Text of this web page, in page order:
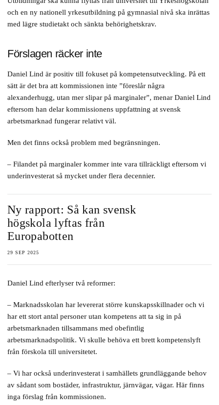
och en ny nationell yrkesutbildning på gymnasial nivå ska inrättas
med lägre studietakt och sänkta behörighetskrav.
Förslagen räcker inte
Daniel Lind är positiv till fokuset på kompetensutveckling. På ett
sätt är det bra att kommissionen inte ”föreslår några
alexanderhugg, utan mer slipar på marginaler”, menar Daniel Lind
eftersom han delar kommissionens uppfattning at svensk
arbetsmarknad fungerar relativt väl.
Men det finns också problem med begränsningen.
– Filandet på marginaler kommer inte vara tillräckligt eftersom vi
underinvesterat så mycket under flera decennier.
Ny rapport: Så kan svensk
högskola lyftas från
Europabotten
29 SEP 2025
Daniel Lind efterlyser två reformer:
– Marknadsskolan har levererat större kunskapsskillnader och vi
har ett stort antal personer utan kompetens att ta sig in på
arbetsmarknaden tillsammans med obefintlig
arbetsmarknadspolitik. Vi skulle behöva ett brett kompetenslyft
från förskola till universitetet.
– Vi har också underinvesterat i samhällets grundläggande behov
av sådant som bostäder, infrastruktur, järnvägar, vägar. Här finns
inga förslag från kommissionen.